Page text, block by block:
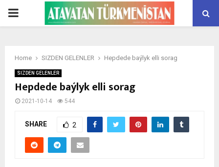
PRIMARY
Home SIZDEN GELENLER Hepdede baýlyk elli sorag
SIZDEN GELENLER
Hepdede baýlyk elli sorag
2021-10-14 544
SHARE 2